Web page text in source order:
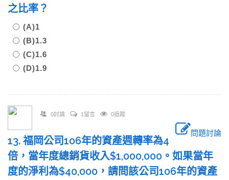
之比率？
(A)1
(B)1.3
(C)1.6
(D)1.9
0討論 1留言 0追蹤
問題討論
13. 福岡公司106年的資產週轉率為4
倍，當年度總銷貨收入$1,000,000。如果當年
度的淨利為$40,000，請問該公司106年的資產